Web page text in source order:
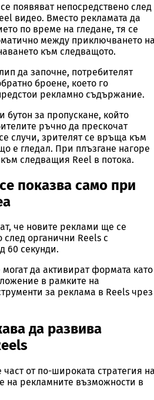
появяват непосредствено след
видео. Вместо рекламата да
по време на гледане, тя се
между приключването
към следващото.
да започне, потребителят
броене, което го
рекламно съдържание.
бутон за пропускане, който
ръчно да прескочат
случи, зрителят се връща към
е гледал. При плъзгане нагоре
следващия Reel в потока.
показва само при
че новите реклами ще се
след органични Reels с
60 секунди.
да активират формата като
в рамките на
за реклама в Reels чрез
да развива
от по-широката стратегия
на рекламните възможности в